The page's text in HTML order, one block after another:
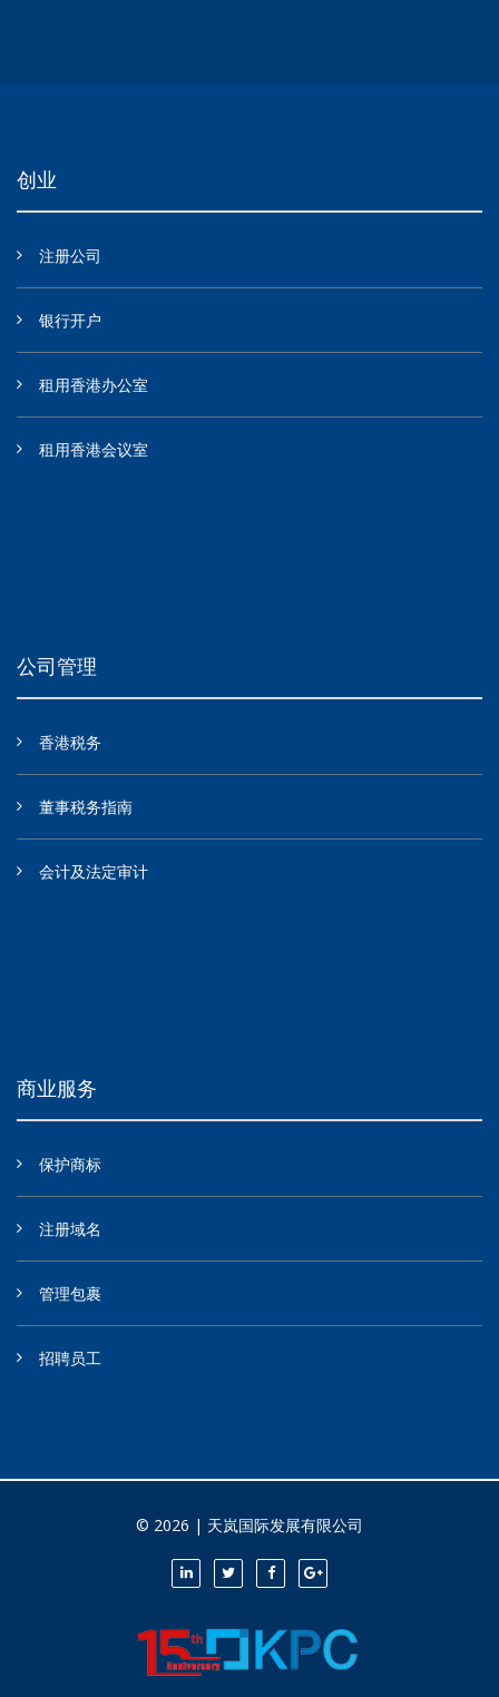
创业
注册公司
银行开户
租用香港办公室
租用香港会议室
公司管理
香港税务
董事税务指南
会计及法定审计
商业服务
保护商标
注册域名
管理包裹
招聘员工
© 2026 | 天岚国际发展有限公司